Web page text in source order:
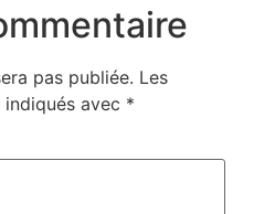
pas publiée. Les
avec *